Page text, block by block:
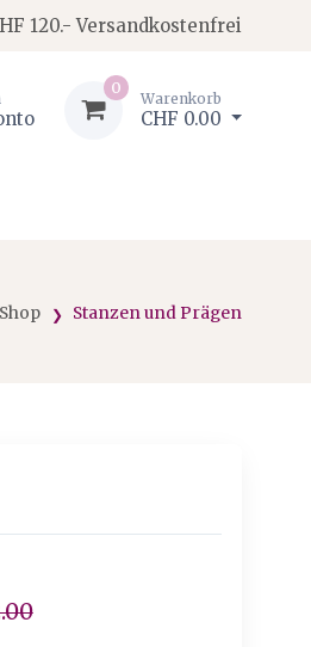
120.- Versandkostenfrei
0
Warenkorb
CHF 0.00
Shop Stanzen und Prägen